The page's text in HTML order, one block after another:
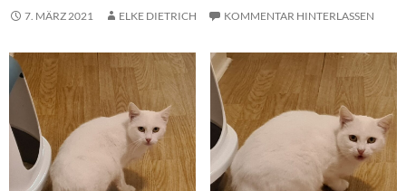
7. MÄRZ 2021 ELKE DIETRICH KOMMENTAR HINTERLASSEN